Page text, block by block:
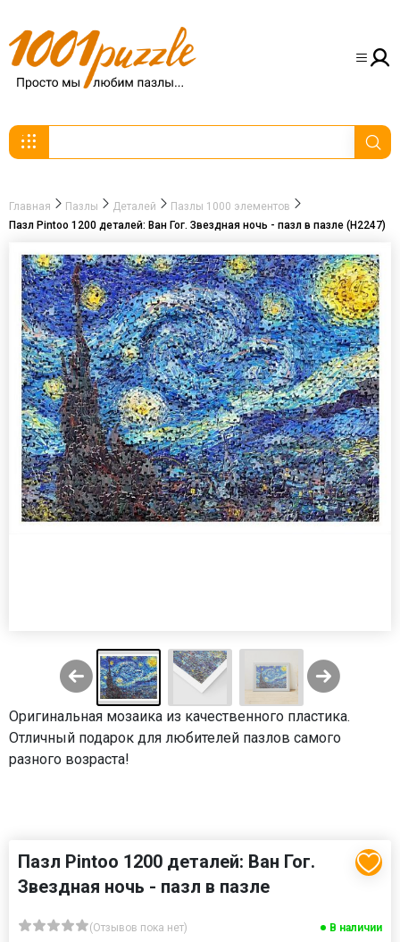
Главная Пазлы Деталей
Пазлы 1000 элементов
Пазл Pintoo 1200 деталей: Ван Гог. Звездная ночь - пазл в пазле (H2247)
Оригинальная мозаика из качественного пластика.
Отличный подарок для любителей пазлов самого
разного возраста!
Пазл Pintoo 1200 деталей: Ван Гог.
Звездная ночь - пазл в пазле
(Отзывов пока нет) В наличии